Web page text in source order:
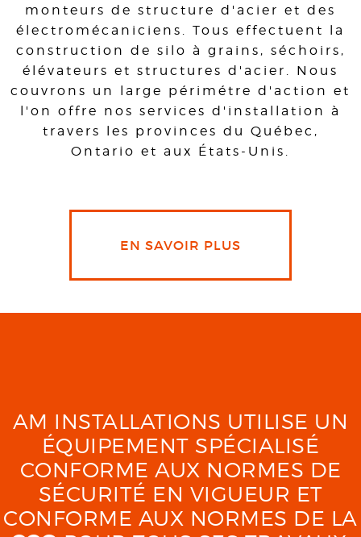
monteurs de structure d'acier et des
électromécaniciens. Tous effectuent la
construction de silo à grains, séchoirs,
élévateurs et structures d'acier. Nous
couvrons un large périmétre d'action et
l'on offre nos services d'installation à
travers les provinces du Québec,
Ontario et aux États-Unis.
EN SAVOIR PLUS
AM INSTALLATIONS UTILISE UN
ÉQUIPEMENT SPÉCIALISÉ
CONFORME AUX NORMES DE
SÉCURITÉ EN VIGUEUR ET
CONFORME AUX NORMES DE LA